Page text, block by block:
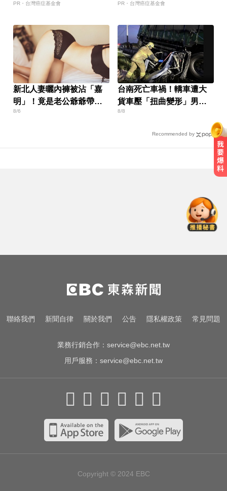
PR・台灣癌症基金會 PR・台灣癌症基金會
新北人妻曬內褲被沾「嘉
明」！竟是老公爺爺帶回
房磨蹭 氣炸提告
8/6
台南死亡車禍！轎車遭大
貨車壓「扭曲變形」男駕
駛受困亡
8/8
Recommended by
民黨1縣市穩贏
NBA／獨行俠、火箭10月登陸澳
門！所有資訊一次看
葉門軍方：青年運動恢復攻擊紅海
聯絡我們 新聞自律 關於我們 公告 隱私權政策 常見問題
業務行銷合作： service@ebc.net.tw
用戶服務： service@ebc.net.tw
Copyright © 2024 EBC